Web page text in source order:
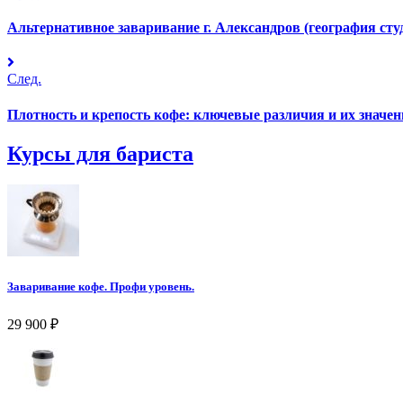
Альтернативное заваривание г. Александров (география
След.
Плотность и крепость кофе: ключевые различия и их
Курсы для бариста
Заваривание кофе. Профи уровень.
29 900 ₽